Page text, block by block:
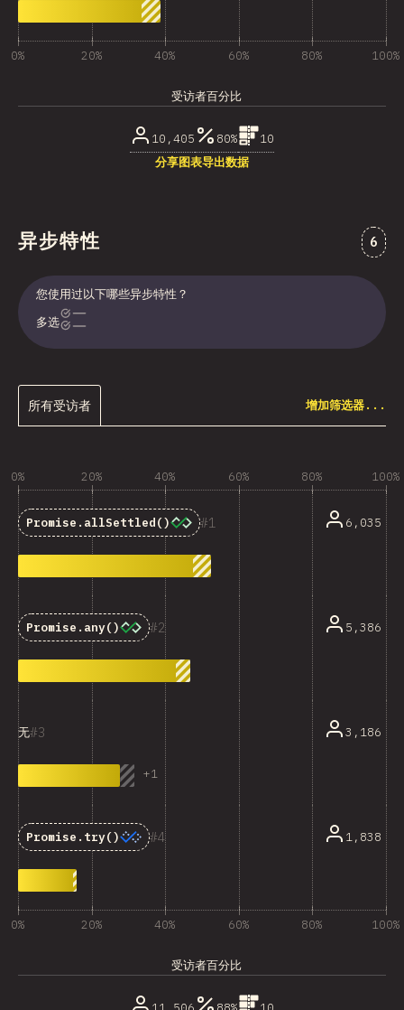
0% 20% 40% 60% 80% 100%
受访者百分比
10,405 80%
10
分享图表导出数据
异步特性 对“
6
您使用过以下哪些异步特性？
多选
所有受访者 增加筛选器...
0% 20% 40% 60% 80% 100%
1
Promise.allSettled() 6,035
2
Promise.any() 5,386
3
无
+1
3,186
4
Promise.try() 1,838
0% 20% 40% 60% 80% 100%
受访者百分比